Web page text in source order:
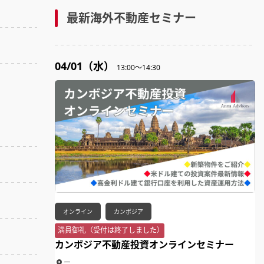
最新海外不動産セミナー
04/01（水） 13:00～14:30
オンライン カンボジア
満員御礼（受付は終了しました）
カンボジア不動産投資オンラインセミナー